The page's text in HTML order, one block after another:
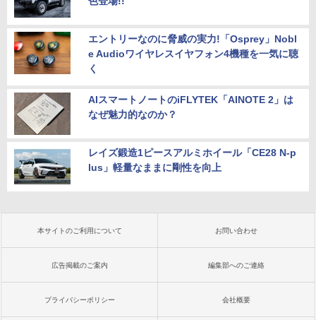
エントリーなのに脅威の実力!「Osprey」Nobl
e Audioワイヤレスイヤフォン4機種を一気に聴
く
AIスマートノートのiFLYTEK「AINOTE 2」は
なぜ魅力的なのか？
レイズ鍛造1ピースアルミホイール「CE28 N-p
lus」軽量なままに剛性を向上
本サイトのご利用について お問い合わせ
広告掲載のご案内 編集部へのご連絡
プライバシーポリシー 会社概要